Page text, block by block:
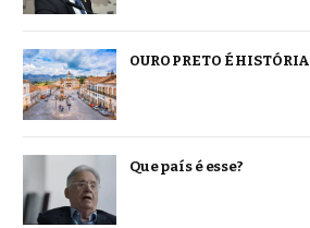
OURO PRETO É HISTÓRIA
Que país é esse?